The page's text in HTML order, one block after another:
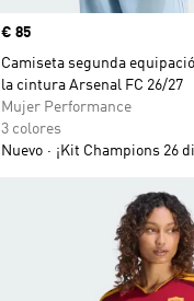
Precio
€ 85
Camiseta segunda
la cintura Arsenal FC 26/27
Mujer Performance
3 colores
Nuevo
¡Kit Champions 26
a la lista de deseos